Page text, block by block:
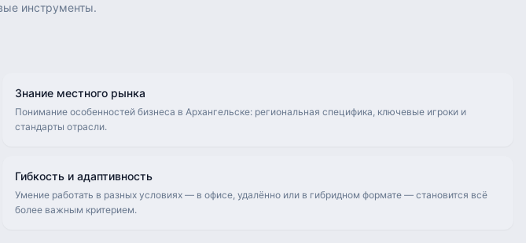
инструменты.
Знание местного рынка
Понимание особенностей бизнеса в Архангельске: региональная специфика, ключевые игроки и
стандарты отрасли.
Гибкость и адаптивность
Умение работать в разных условиях — в офисе, удалённо или в гибридном формате — становится всё
более важным критерием.